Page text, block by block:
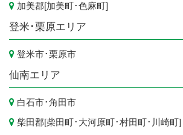
加美郡[加美町･色麻町]
登米･栗原エリア
登米市･栗原市
仙南エリア
白石市･角田市
柴田郡[柴田町･ 大河原町･村田町･ 川崎町]